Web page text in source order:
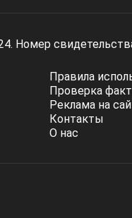
Номер
Правила
Проверка
Реклама на
Контакты
О нас